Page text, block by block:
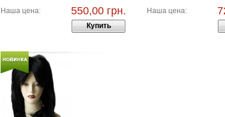
Наша цена: 550,00 грн.
Купить
Наша цена: